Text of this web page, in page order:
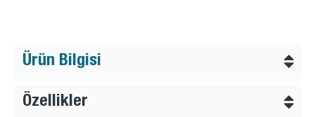
Ürün Bilgisi
Özellikler